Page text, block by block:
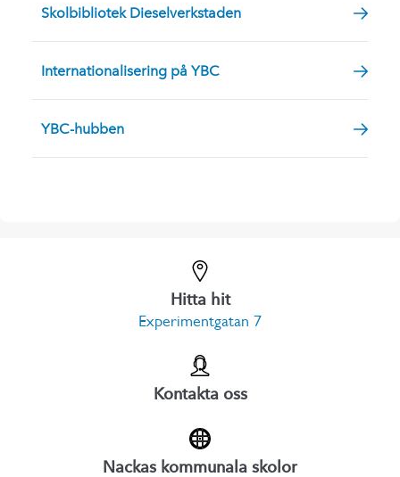
Skolbibliotek Dieselverkstaden
Internationalisering på YBC
YBC-hubben
Hitta hit
Experimentgatan 7
Kontakta oss
Nackas kommunala skolor